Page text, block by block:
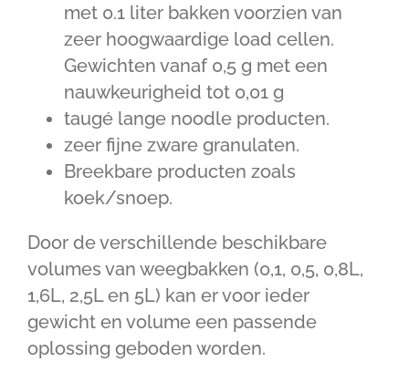
met 0.1 liter bakken voorzien van
zeer hoogwaardige load cellen.
Gewichten vanaf 0,5 g met een
nauwkeurigheid tot 0,01 g
taugé lange noodle producten.
zeer fijne zware granulaten.
Breekbare producten zoals
koek/snoep.
Door de verschillende beschikbare
volumes van weegbakken (0,1, 0,5, 0,8L,
1,6L, 2,5L en 5L) kan er voor ieder
gewicht en volume een passende
oplossing geboden worden.